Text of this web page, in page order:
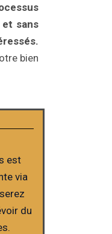
sans
bien
est
via
du